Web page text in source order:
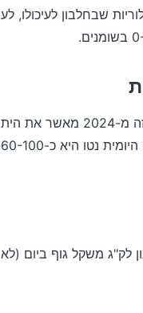
מטה-אנליזה מ-2024
חלבון לק"ג משקל גוף ביום